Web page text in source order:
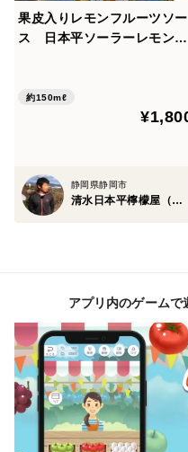
果皮入りレモンフルーツソー
ス 日本平ソーラーレモン®
約150mℓ
静岡県静岡市
清水日本平檸檬屋（静岡県静岡市）
アプリ内のゲームで